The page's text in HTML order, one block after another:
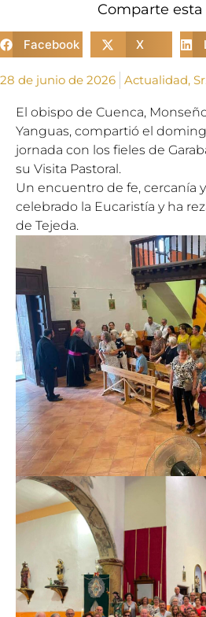
Comparte
Facebook X
28 de junio de 2026 Actualidad,
El obispo de Cuenca,
Yanguas, compartió el
jornada con los fieles de
su Visita Pastoral.
Un encuentro de fe, cercanía
celebrado la Eucaristía y ha
de Tejeda.